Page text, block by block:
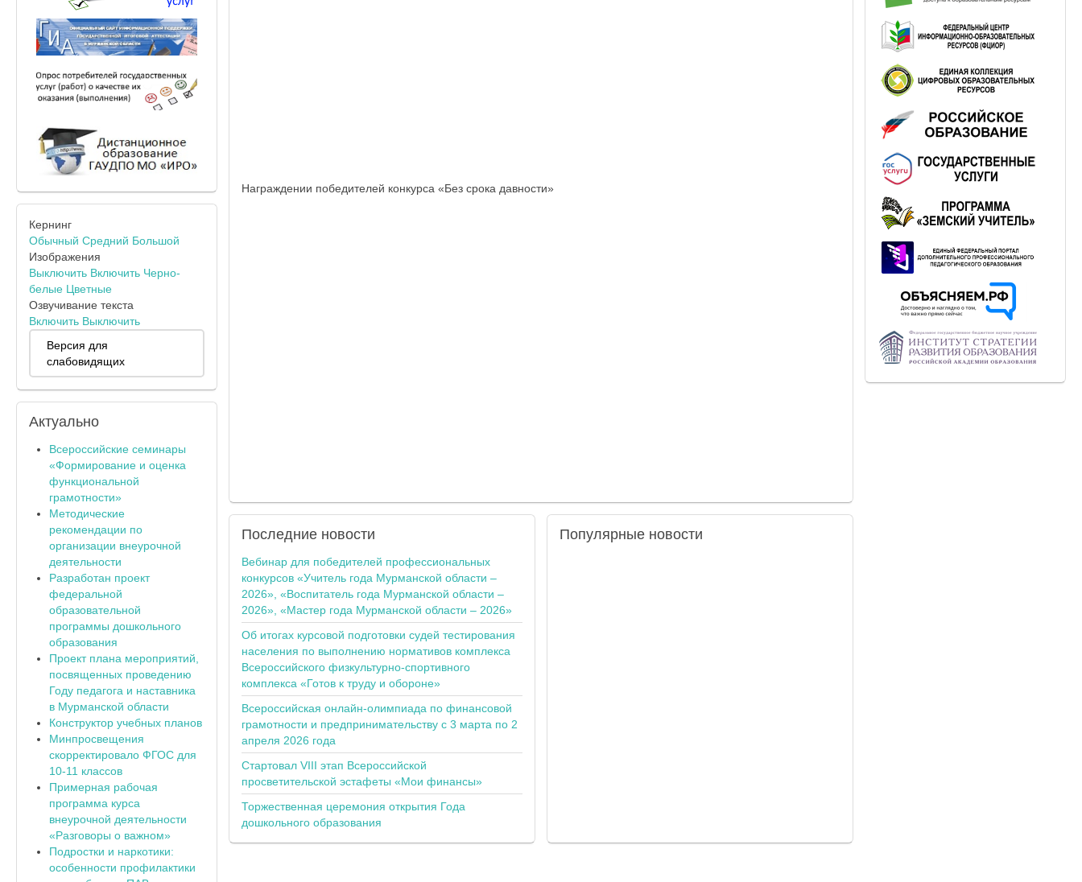
Награждении победителей конкурса «Без срока давности»
Последниеновости
Вебинар для победителей профессиональных
конкурсов «Учитель года Мурманской области –
2026», «Воспитатель года Мурманской области –
2026», «Мастер года Мурманской области – 2026»
Об итогах курсовой подготовки судей тестирования
населения по выполнению нормативов комплекса
Всероссийского физкультурно-спортивного
комплекса «Готов к труду и обороне»
Всероссийская онлайн-олимпиада по финансовой
грамотности и предпринимательству с 3 марта по 2
апреля 2026 года
Стартовал VIII этап Всероссийской
просветительской эстафеты «Мои финансы»
Торжественная церемония открытия Года
дошкольного образования
Популярныеновости
Кернинг
Обычный Средний Большой
Изображения
Выключить Включить Черно-
белые Цветные
Озвучивание текста
Включить Выключить
Версия для
слабовидящих
Актуально
Всероссийские семинары
«Формирование и оценка
функциональной
грамотности»
Методические
рекомендации по
организации внеурочной
деятельности
Разработан проект
федеральной
образовательной
программы дошкольного
образования
Проект плана мероприятий,
посвященных проведению
Году педагога и наставника
в Мурманской области
Конструктор учебных планов
Минпросвещения
скорректировало ФГОС для
10-11 классов
Примерная рабочая
программа курса
внеурочной деятельности
«Разговоры о важном»
Подростки и наркотики:
особенности профилактики